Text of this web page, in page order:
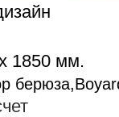
1850 мм.